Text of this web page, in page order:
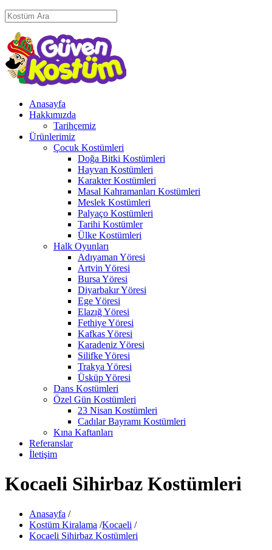
Anasayfa
Hakkımızda
Tarihçemiz
Ürünlerimiz
Çocuk Kostümleri
Doğa Bitki Kostümleri
Hayvan Kostümleri
Karakter Kostümleri
Masal Kahramanları Kostümleri
Meslek Kostümleri
Palyaço Kostümleri
Tarihi Kostümler
Ülke Kostümleri
Halk Oyunları
Adıyaman Yöresi
Artvin Yöresi
Bursa Yöresi
Diyarbakır Yöresi
Ege Yöresi
Elazığ Yöresi
Fethiye Yöresi
Kafkas Yöresi
Karadeniz Yöresi
Silifke Yöresi
Trakya Yöresi
Üsküp Yöresi
Dans Kostümleri
Özel Gün Kostümleri
23 Nisan Kostümleri
Cadılar Bayramı Kostümleri
Kına Kaftanları
Referanslar
İletişim
Kocaeli Sihirbaz Kostümleri
Anasayfa /
Kostüm Kiralama /Kocaeli /
Kocaeli Sihirbaz Kostümleri